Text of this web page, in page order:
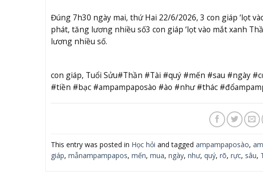
Đúng 7h30 ngày mai, thứ Hai 22/6/2026, 3 con giáp ‘lọt
phát, tăng lương nhiều số3 con giáp ‘lọt vào mắt xanh
lương nhiều số.
con giáp, Tuổi Sửu#Thần #Tài #quý #mến #sau #ngày
#tiền #bạc #ampampaposào #ào #như #thác
This entry was posted in Học hỏi and tagged ampampaposào,
giáp, mẫnampampapos, mến, mua, ngày, như, quý, rõ, rực, sâu,